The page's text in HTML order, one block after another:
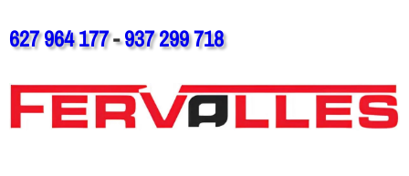
627 964 177-937 299 718